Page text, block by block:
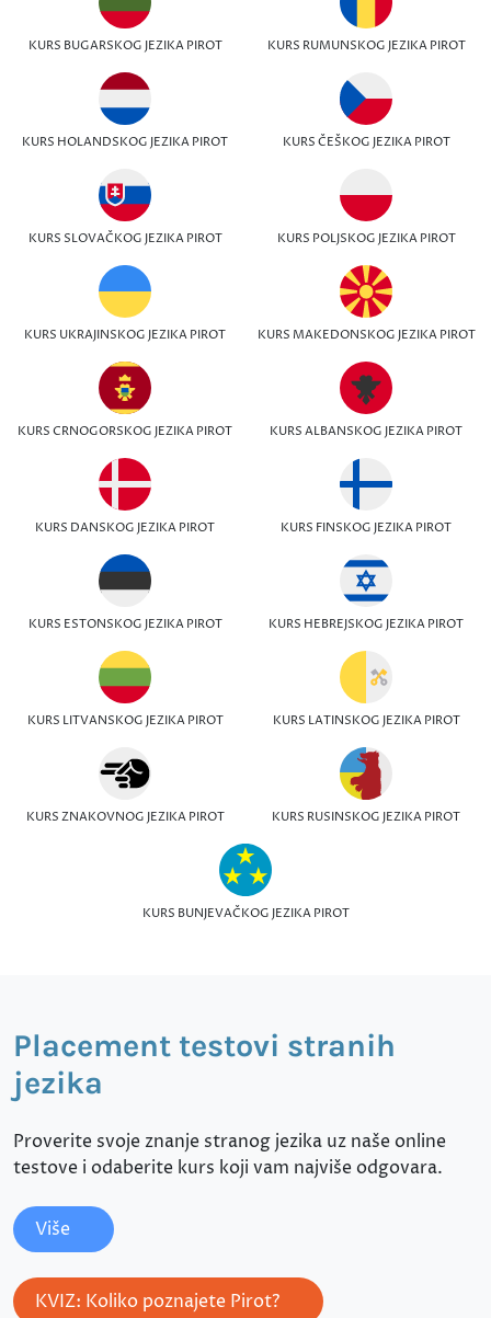
KURS BUGARSKOG JEZIKA PIROT KURS RUMUNSKOG JEZIKA PIROT
KURS HOLANDSKOG JEZIKA PIROT KURS ČEŠKOG JEZIKA PIROT
KURS SLOVAČKOG JEZIKA PIROT KURS POLJSKOG JEZIKA PIROT
KURS UKRAJINSKOG JEZIKA PIROT KURS MAKEDONSKOG JEZIKA PIROT
KURS CRNOGORSKOG JEZIKA PIROT KURS ALBANSKOG JEZIKA PIROT
KURS DANSKOG JEZIKA PIROT KURS FINSKOG JEZIKA PIROT
KURS ESTONSKOG JEZIKA PIROT KURS HEBREJSKOG JEZIKA PIROT
KURS LITVANSKOG JEZIKA PIROT KURS LATINSKOG JEZIKA PIROT
KURS ZNAKOVNOG JEZIKA PIROT KURS RUSINSKOG JEZIKA PIROT
KURS BUNJEVAČKOG JEZIKA PIROT
Placement testovi stranih
jezika
Proverite svoje znanje stranog jezika uz naše online
testove i odaberite kurs koji vam najviše odgovara.
Više
KVIZ: Koliko poznajete Pirot?